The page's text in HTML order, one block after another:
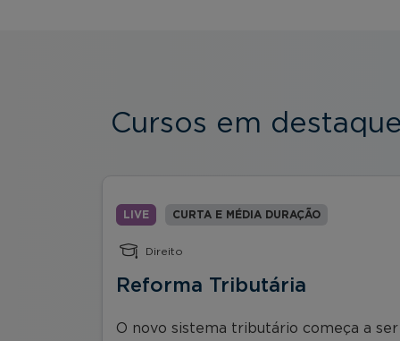
Cursos em
LIVE CURTA E MÉDIA DURAÇÃO
Direito
Reforma Tributária
O novo sistema tributário começa a ser